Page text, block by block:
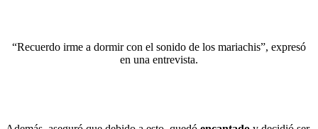
“Recuerdo irme a dormir con el sonido de los mariachis”, expresó
en una entrevista.